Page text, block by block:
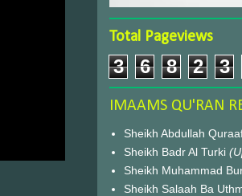
Total Pageviews
3 6 8 2 3
IMAAMS QU'RAN
Sheikh Abdullah
Sheikh Badr Al Turki
Sheikh Muhammad
Sheikh Salaah Ba